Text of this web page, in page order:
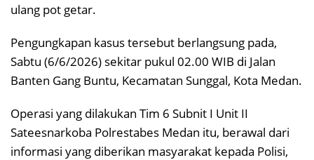
ulang pot getar.
Pengungkapan kasus tersebut berlangsung pada,
Sabtu (6/6/2026) sekitar pukul 02.00 WIB di Jalan
Banten Gang Buntu, Kecamatan Sunggal, Kota Medan.
Operasi yang dilakukan Tim 6 Subnit I Unit II
Sateesnarkoba Polrestabes Medan itu, berawal dari
informasi yang diberikan masyarakat kepada Polisi,